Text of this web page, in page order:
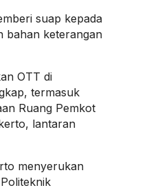
suap kepada
bahan keterangan
OTT di
termasuk
Ruang Pemkot
lantaran
menyerukan